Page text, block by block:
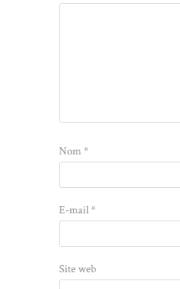
Nom*
E-mail*
Site web